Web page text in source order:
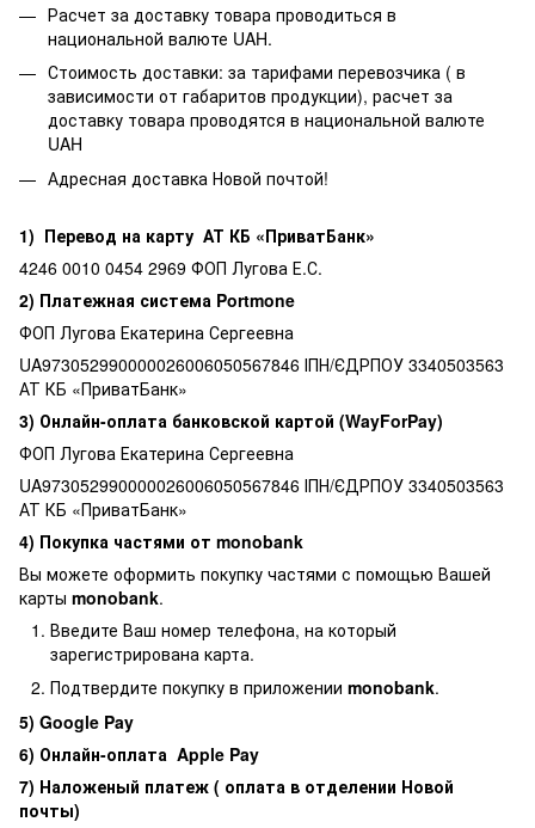
Расчет за доставку товара проводиться в
национальной валюте UAH.
Стоимость доставки: за тарифами перевозчика ( в
зависимости от габаритов продукции), расчет за
доставку товара проводятся в национальной валюте
UAH
Адресная доставка Новой почтой!
1) Перевод на карту АТ КБ «ПриватБанк»
4246 0010 0454 2969 ФОП Лугова Е.С.
2) Платежная система Portmone
ФОП Лугова Екатерина Сергеевна
UA973052990000026006050567846 ІПН/ЄДРПОУ 3340503563
АТ КБ «ПриватБанк»
3) Онлайн-оплата банковской картой (WayForPay)
ФОП Лугова Екатерина Сергеевна
UA973052990000026006050567846 ІПН/ЄДРПОУ 3340503563
АТ КБ «ПриватБанк»
4) Покупка частями от monobank
Вы можете оформить покупку частями с помощью Вашей
карты monobank.
Введите Ваш номер телефона, на который
зарегистрирована карта.
Подтвердите покупку в приложении monobank.
5) Google Pay
6) Онлайн-оплата Apple Pay
7) Наложеный платеж ( оплата в отделении Новой
почты)